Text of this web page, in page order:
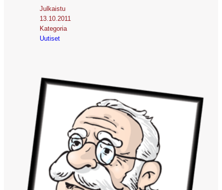
Julkaistu
13.10.2011
Kategoria
Uutiset